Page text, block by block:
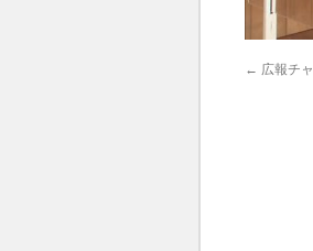
← 広報チ